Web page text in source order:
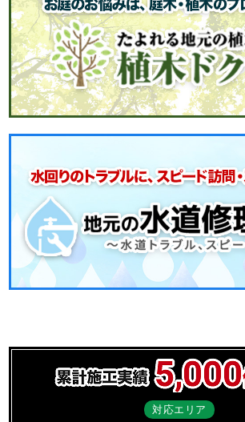
対応エリア